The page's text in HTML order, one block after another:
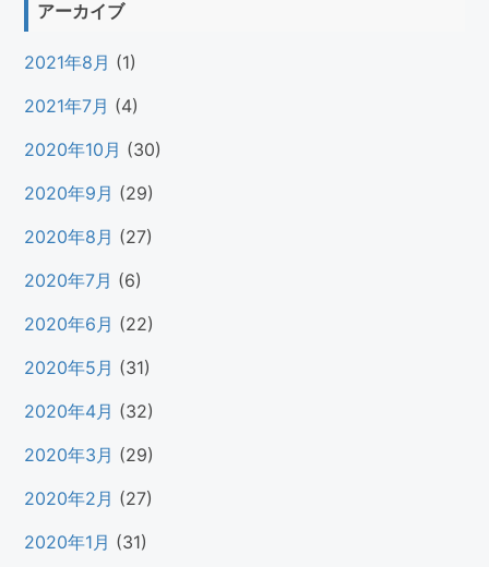
アーカイブ
2021年8月 (1)
2021年7月 (4)
2020年10月 (30)
2020年9月 (29)
2020年8月 (27)
2020年7月 (6)
2020年6月 (22)
2020年5月 (31)
2020年4月 (32)
2020年3月 (29)
2020年2月 (27)
2020年1月 (31)